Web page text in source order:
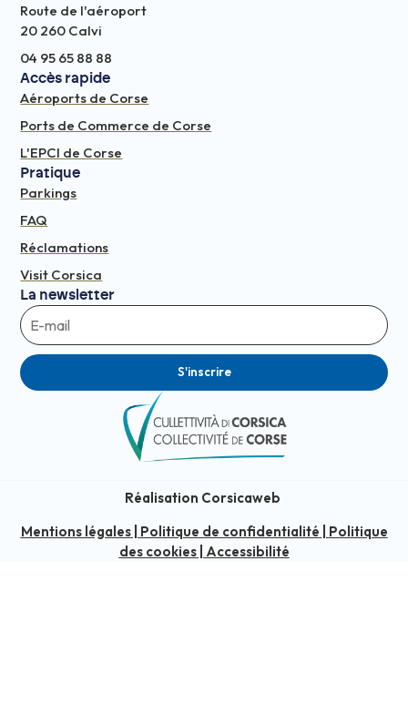
Route de l'aéroport
20 260 Calvi
04 95 65 88 88
Accès rapide
Aéroports de Corse
Ports de Commerce de Corse
L'EPCI de Corse
Pratique
Parkings
FAQ
Réclamations
Visit Corsica
La newsletter
S'inscrire
Réalisation Corsicaweb
Mentions légales| Politique de confidentialité
Politique
des cookies| Accessibilité